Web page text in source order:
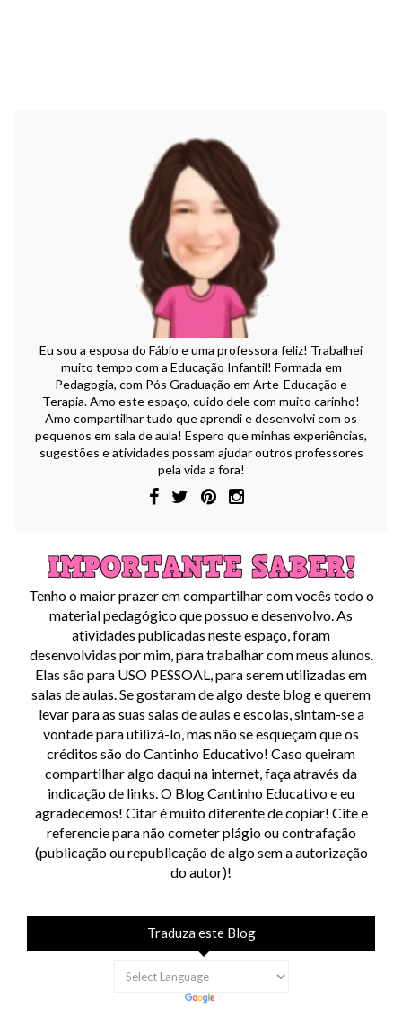
Eu sou a esposa do Fábio e uma professora feliz! Trabalhei
muito tempo com a Educação Infantil! Formada em
Pedagogia, com Pós Graduação em Arte-Educação e
Terapia. Amo este espaço, cuido dele com muito carinho!
Amo compartilhar tudo que aprendi e desenvolvi com os
pequenos em sala de aula! Espero que minhas experiências,
sugestões e atividades possam ajudar outros professores
pela vida a fora!
Tenho o maior prazer em compartilhar com vocês todo o
material pedagógico que possuo e desenvolvo. As
atividades publicadas neste espaço, foram
desenvolvidas por mim, para trabalhar com meus alunos.
Elas são para USO PESSOAL, para serem utilizadas em
salas de aulas. Se gostaram de algo deste blog e querem
levar para as suas salas de aulas e escolas, sintam-se a
vontade para utilizá-lo, mas não se esqueçam que os
créditos são do Cantinho Educativo! Caso queiram
compartilhar algo daqui na internet, faça através da
indicação de links. O Blog Cantinho Educativo e eu
agradecemos! Citar é muito diferente de copiar! Cite e
referencie para não cometer plágio ou contrafação
(publicação ou republicação de algo sem a autorização
do autor)!
Traduza este Blog